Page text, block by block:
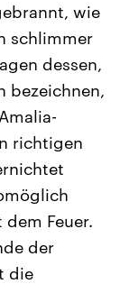
und
die Vereinigten
Ländern
Einfluss auf
Weltgeschehen.
wie
schlimmer
dessen,
bezeichnen,
richtigen
Feuer.
der
die